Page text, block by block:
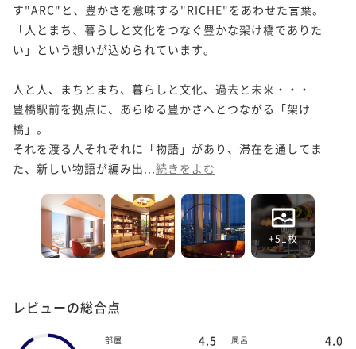
す"ARC"と、豊かさを意味する"RICHE"をあわせた言葉。
「人とまち、暮らしと文化をつなぐ豊かな架け橋でありた
い」という想いが込められています。
人と人、まちとまち、暮らしと文化、過去と未来・・・
豊橋駅前を拠点に、あらゆる豊かさへとつながる「架け
橋」。
それを渡る人それぞれに「物語」があり、滞在を通してま
た、新しい物語が編み出... 続きをよむ
+51枚
レビューの総合点
部屋 4.5 風呂 4.0